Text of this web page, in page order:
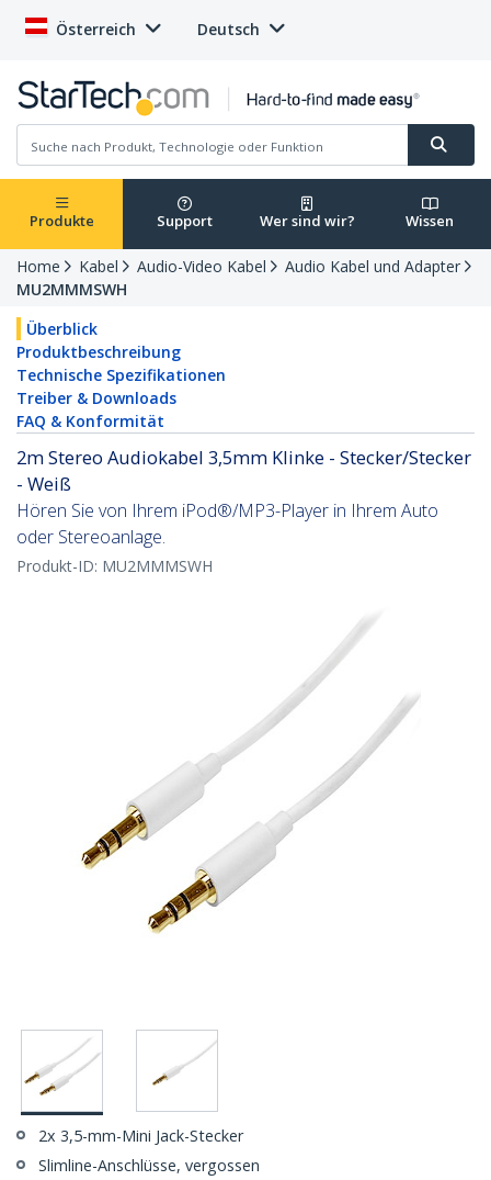
Österreich Deutsch
Produkte Support Wer sind wir? Wissen
Home Kabel Audio-Video Kabel
Audio Kabel und Adapter
MU2MMMSWH
Überblick
Produktbeschreibung
Technische Spezifikationen
Treiber & Downloads
FAQ & Konformität
2m Stereo Audiokabel 3,5mm Klinke - Stecker/Stecker
- Weiß
Hören Sie von Ihrem iPod®/MP3-Player in Ihrem Auto
oder Stereoanlage.
Produkt-ID: MU2MMMSWH
2x 3,5-mm-Mini Jack-Stecker
Slimline-Anschlüsse, vergossen